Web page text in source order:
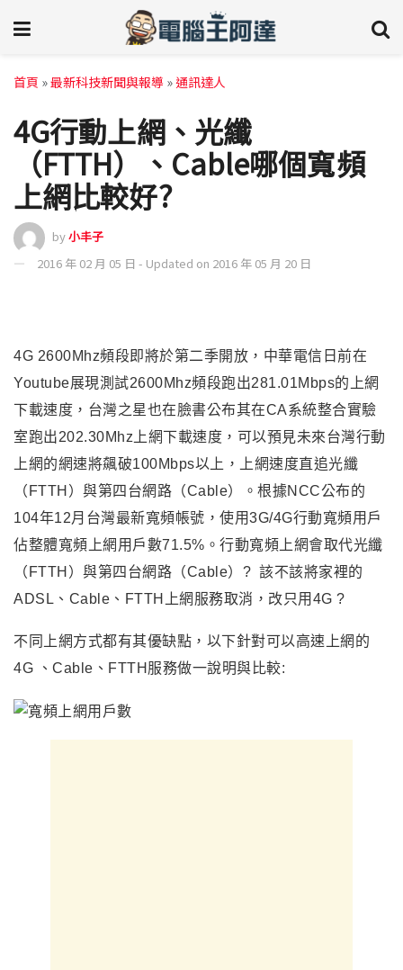
首頁 »最新科技新聞與報導 »通訊達人
4G行動上網、光纖
（FTTH）、Cable哪個寬頻
上網比較好?
by小丰子
2016 年 02 月 05 日 - Updated on 2016 年 05 月 20 日
4G 2600Mhz頻段即將於第二季開放，中華電信日前在
Youtube展現測試2600Mhz頻段跑出281.01Mbps的上網
下載速度 ， 台灣之星也在臉書公布其在CA系統整合實驗
室跑出202.30Mhz 上網下載速度 ，可以預見未來台灣行動
上網的網速將飆破100Mbps以上，上網速度直追光纖
（FTTH）與第四台網路（Cable）。根據NCC公布的
104年12月台灣最新寬頻帳號，使用3G/4G行動寬頻用戶
佔整體寬頻上網用戶數71.5%。行動寬頻上網會取代光纖
（FTTH）與第四台網路（Cable）? 該不該將家裡的
ADSL、Cable、FTTH上網服務取消，改只用4G ?
不同上網方式都有其優缺點 ，以下針對可以高速上網的
4G
、Cable、FTTH服務做一說明與比較: